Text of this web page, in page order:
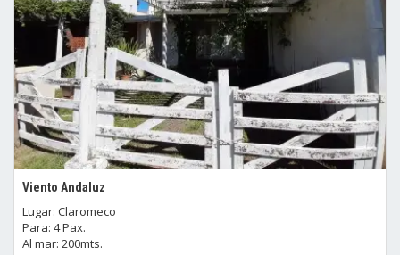
Viento Andaluz
Lugar: Claromeco
Para: 4 Pax.
Al mar: 200mts.